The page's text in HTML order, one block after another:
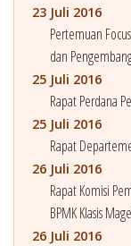
23 Juli 2016
Pertemuan
dan
25 Juli 2016
Rapat Perdana
25 Juli 2016
Rapat
26 Juli 2016
Rapat Komisi
BPMK Klasis
26 Juli 2016